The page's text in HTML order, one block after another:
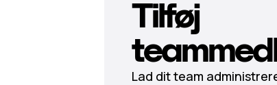
Tilføj
Lad dit team